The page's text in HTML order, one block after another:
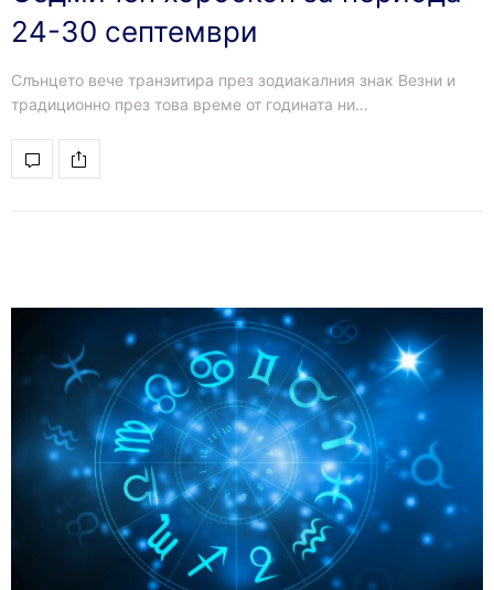
24-30 септември
Слънцето вече транзитира през зодиакалния знак Везни и
традиционно през това време от годината ни…